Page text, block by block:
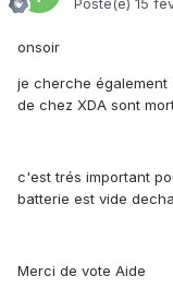
Posté(e) 15
onsoir
je cherche également
de chez XDA sont
c'est trés important
batterie est vide
Merci de vote Aide